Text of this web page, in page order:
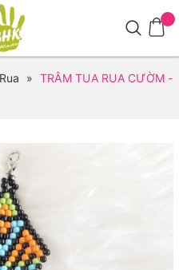
» TRÂM TUA RUA CƯỜM -